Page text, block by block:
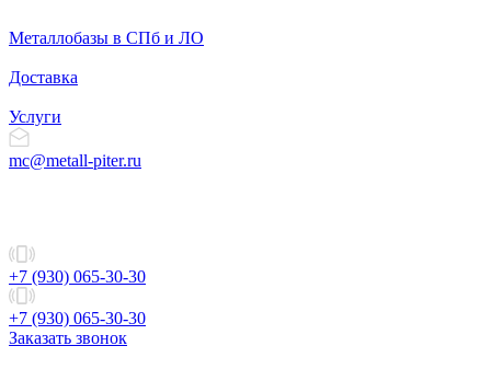
Металлобазы в СПб и ЛО
Доставка
Услуги
mc@metall-piter.ru
+7 (930) 065-30-30
+7 (930) 065-30-30
Заказать звонок